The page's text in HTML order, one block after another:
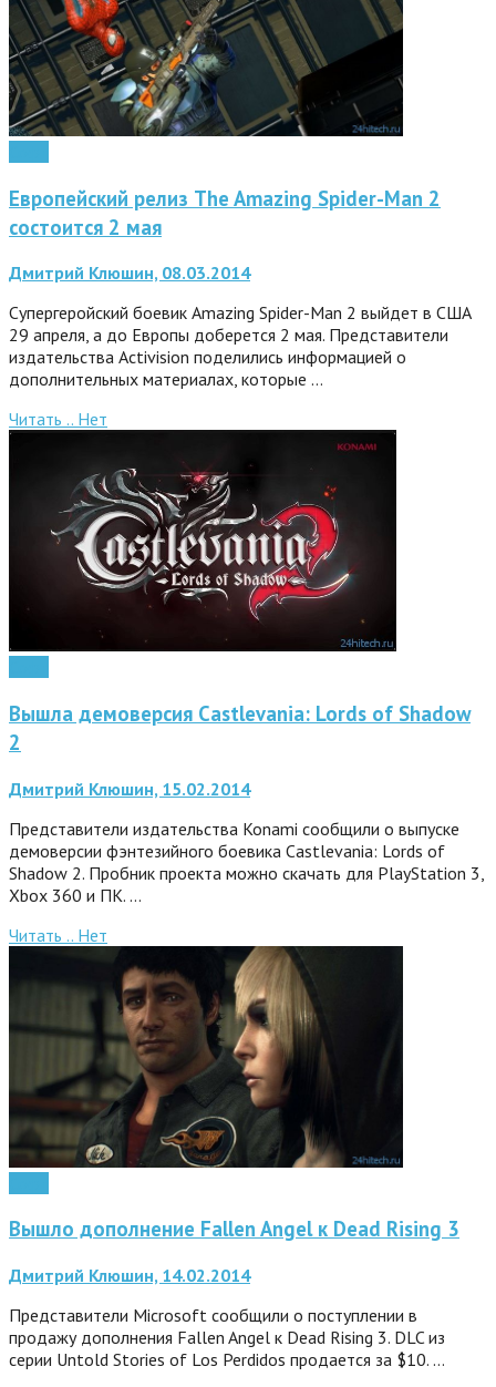
Европейский релиз The Amazing Spider-Man 2
состоится 2 мая
Дмитрий Клюшин, 08.03.2014
Супергеройский боевик Amazing Spider-Man 2 выйдет в США
29 апреля, а до Европы доберется 2 мая. Представители
издательства Activision поделились информацией о
дополнительных материалах, которые …
Читать .. Нет
Вышла демоверсия Castlevania: Lords of Shadow
2
Дмитрий Клюшин, 15.02.2014
Представители издательства Konami сообщили о выпуске
демоверсии фэнтезийного боевика Castlevania: Lords of
Shadow 2. Пробник проекта можно скачать для PlayStation 3,
Xbox 360 и ПК. …
Читать .. Нет
Вышло дополнение Fallen Angel к Dead Rising 3
Дмитрий Клюшин, 14.02.2014
Представители Microsoft сообщили о поступлении в
продажу дополнения Fallen Angel к Dead Rising 3. DLC из
серии Untold Stories of Los Perdidos продается за $10. …